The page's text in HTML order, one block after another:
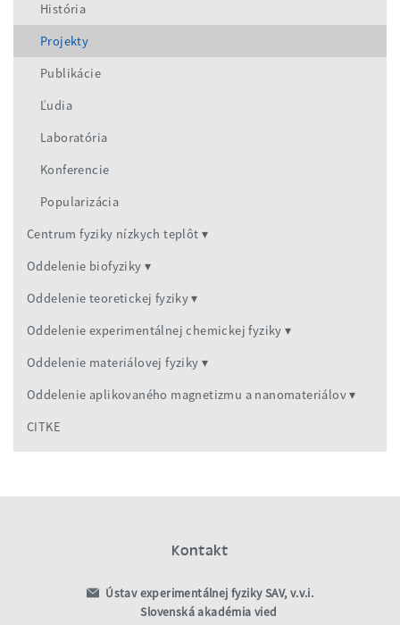
História
Projekty
Publikácie
Ľudia
Laboratória
Konferencie
Popularizácia
Centrum fyziky nízkych teplôt
Oddelenie biofyziky
Oddelenie teoretickej fyziky
Oddelenie experimentálnej chemickej fyziky
Oddelenie materiálovej fyziky
Oddelenie aplikovaného magnetizmu a nanomateriálov
CITKE
Kontakt
Ústav experimentálnej fyziky SAV, v.v.i.
Slovenská akadémia vied